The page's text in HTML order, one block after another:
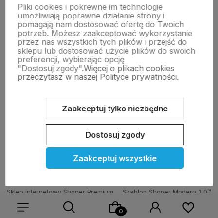
Moje konto
Pomoc
KOLEKCJE
Nasze marki
Sklep internetowy Shoper Premium
Szablon Shoper Modern 3.0™
od GrowCommerce
Pliki cookies i pokrewne im technologie
umożliwiają poprawne działanie strony i
pomagają nam dostosować ofertę do Twoich
potrzeb. Możesz zaakceptować wykorzystanie
przez nas wszystkich tych plików i przejść do
sklepu lub dostosować użycie plików do swoich
preferencji, wybierając opcję
"Dostosuj zgody".Więcej o plikach cookies
przeczytasz w naszej Polityce prywatności.
Zaakceptuj tylko niezbędne
Dostosuj zgody
Zaakceptuj wszystkie